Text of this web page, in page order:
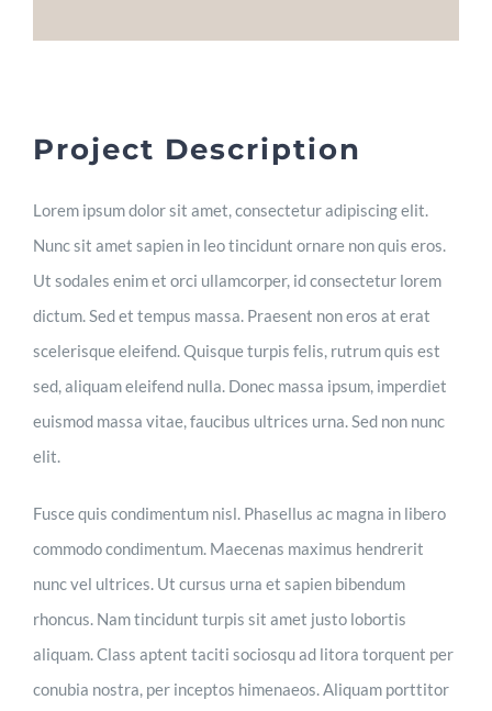
Kontakt
Project Description
Lorem ipsum dolor sit amet, consectetur adipiscing elit.
Nunc sit amet sapien in leo tincidunt ornare non quis eros.
Ut sodales enim et orci ullamcorper, id consectetur lorem
dictum. Sed et tempus massa. Praesent non eros at erat
scelerisque eleifend. Quisque turpis felis, rutrum quis est
sed, aliquam eleifend nulla. Donec massa ipsum, imperdiet
euismod massa vitae, faucibus ultrices urna. Sed non nunc
elit.
Fusce quis condimentum nisl. Phasellus ac magna in libero
commodo condimentum. Maecenas maximus hendrerit
nunc vel ultrices. Ut cursus urna et sapien bibendum
rhoncus. Nam tincidunt turpis sit amet justo lobortis
aliquam. Class aptent taciti sociosqu ad litora torquent per
conubia nostra, per inceptos himenaeos. Aliquam porttitor